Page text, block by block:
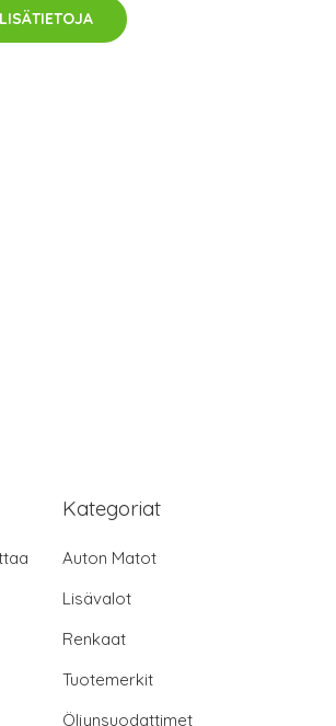
LISÄTIETOJA
Kategoriat
Auton Matot
Lisävalot
Renkaat
Tuotemerkit
Öljynsuodattimet